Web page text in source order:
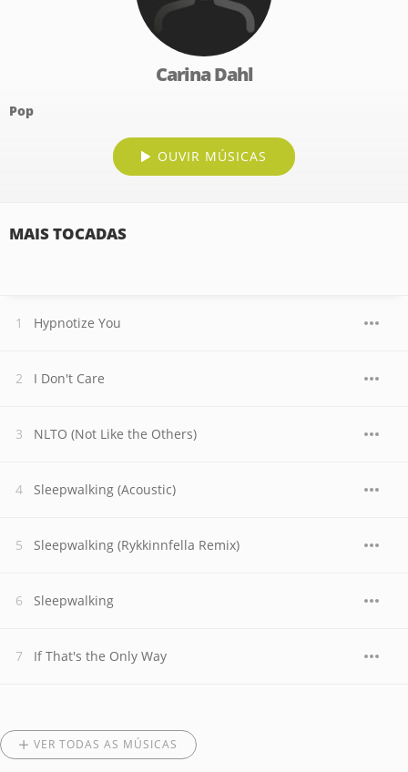
Carina Dahl
Pop
OUVIR MÚSICAS
MAIS TOCADAS
Hypnotize You
I Don't Care
NLTO (Not Like the Others)
Sleepwalking (Acoustic)
Sleepwalking (Rykkinnfella Remix)
Sleepwalking
If That's the Only Way
VER TODAS AS MÚSICAS